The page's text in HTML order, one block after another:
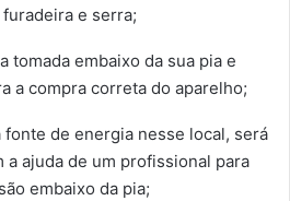
e serra;
tomada embaixo da sua pia e
a compra correta do aparelho;
fonte de energia nesse local, será
a ajuda de um profissional para
embaixo da pia;